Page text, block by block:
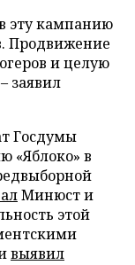
эту кампанию
Продвижение
и целую
заявил
Госдумы
«Яблоко» в
Минюст и
этой
выявил